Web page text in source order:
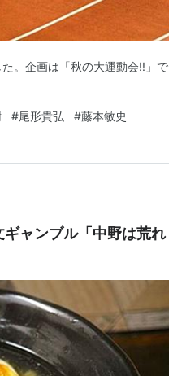
。企画は「秋の大運動会!!」で
#尾形貴弘 #藤本敏史
ャンブル「中野は荒れ